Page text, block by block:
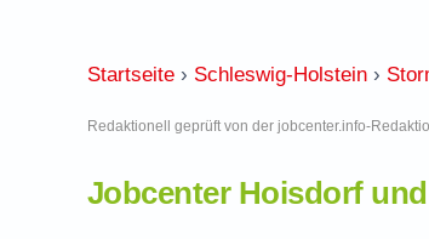
Startseite › Schleswig-Holstein ›
Redaktionell geprüft von der jobcenter.info-
Jobcenter Hoisdorf